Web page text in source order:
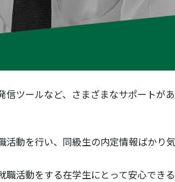
ツールなど、さまざまなサポートが
動を行い、同級生の内定情報ばかり
活動をする在学生にとって安心できる